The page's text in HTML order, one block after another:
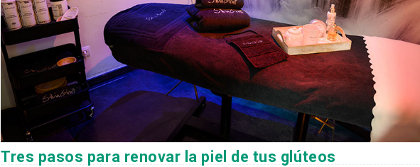
Tres pasos para renovar la piel de tus glúteos